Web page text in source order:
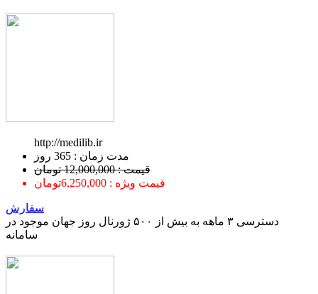
http://medilib.ir
ﻣﺪﺕ ﺯﻣﺎﻥ : 365 ﺭﻭﺯ
قیمت : 12,000,000 تومان
قیمت ویژه : 6,250,000تومان
سفارش
دسترسی ۳ ماهه به بیش از ۵۰۰ ژورنال روز جهان موجود در
سامانه